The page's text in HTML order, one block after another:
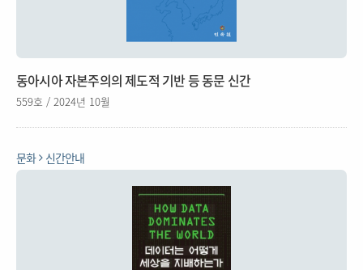
동아시아 자본주의의 제도적 기반 등 동문 신간
559호 / 2024년 10월
문화 신간안내